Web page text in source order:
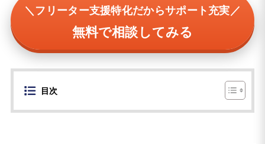
＼フリーター支援特化だからサポート充実／
無料で相談してみる
目次